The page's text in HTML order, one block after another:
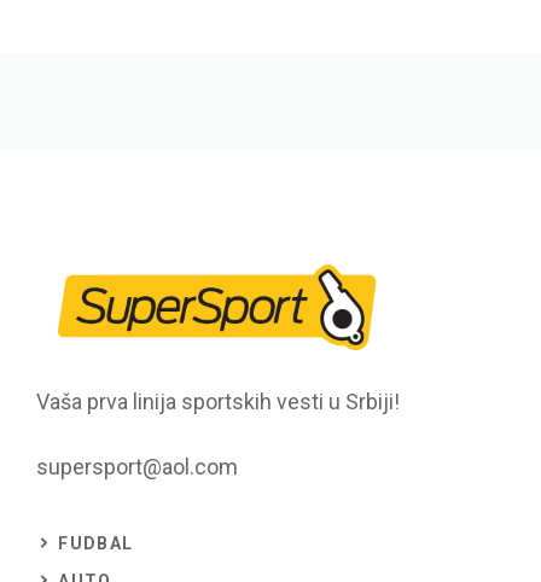
Vaša prva linija sportskih vesti u Srbiji!
supersport@aol.com
FUDBAL